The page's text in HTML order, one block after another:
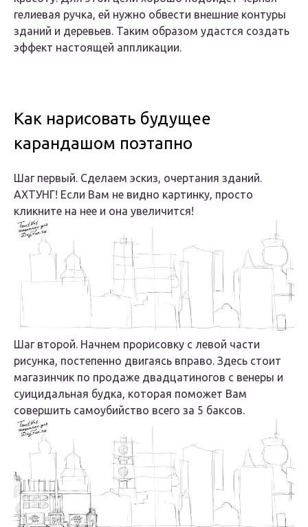
гелиевая ручка, ей нужно обвести внешние контуры
зданий и деревьев. Таким образом удастся создать
эффект настоящей аппликации.
Как нарисовать будущее
карандашом поэтапно
Шаг первый. Сделаем эскиз, очертания зданий.
АХТУНГ! Если Вам не видно картинку, просто
кликните на нее и она увеличится!
Шаг второй. Начнем прорисовку с левой части
рисунка, постепенно двигаясь вправо. Здесь стоит
магазинчик по продаже двадцатиногов с венеры и
суицидальная будка, которая поможет Вам
совершить самоубийство всего за 5 баксов.